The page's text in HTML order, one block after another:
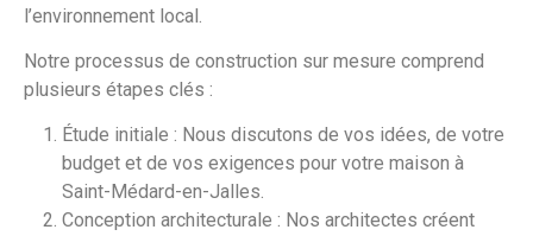
l’environnement local.
Notre processus de construction sur mesure comprend
plusieurs étapes clés :
Étude initiale : Nous discutons de vos idées, de votre
budget et de vos exigences pour votre maison à
Saint-Médard-en-Jalles.
Conception architecturale : Nos architectes créent